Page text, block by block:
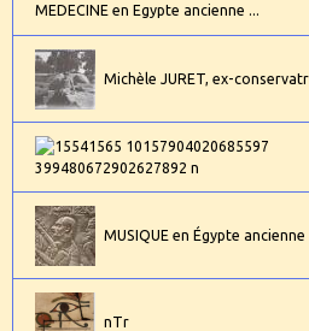
MEDECINE en Egypte ancienne ...
Michèle JURET, ex-
MUSIQUE en Égypte ancienne
nTr